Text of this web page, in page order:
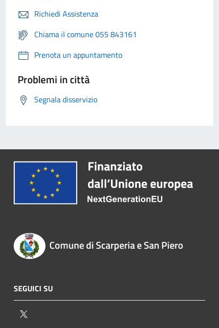
Richiedi Assistenza
Chiama il comune 055 843161
Prenota un appuntamento
Problemi in città
Segnala disservizio
Comune di Scarperia e San Piero
SEGUICI SU